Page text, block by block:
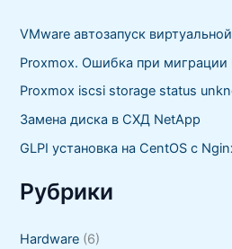
VMware автозапуск
Proxmox. Ошибка при
Proxmox iscsi storage status
Замена диска в СХД NetApp
GLPI установка на CentOS с
Рубрики
Hardware (6)